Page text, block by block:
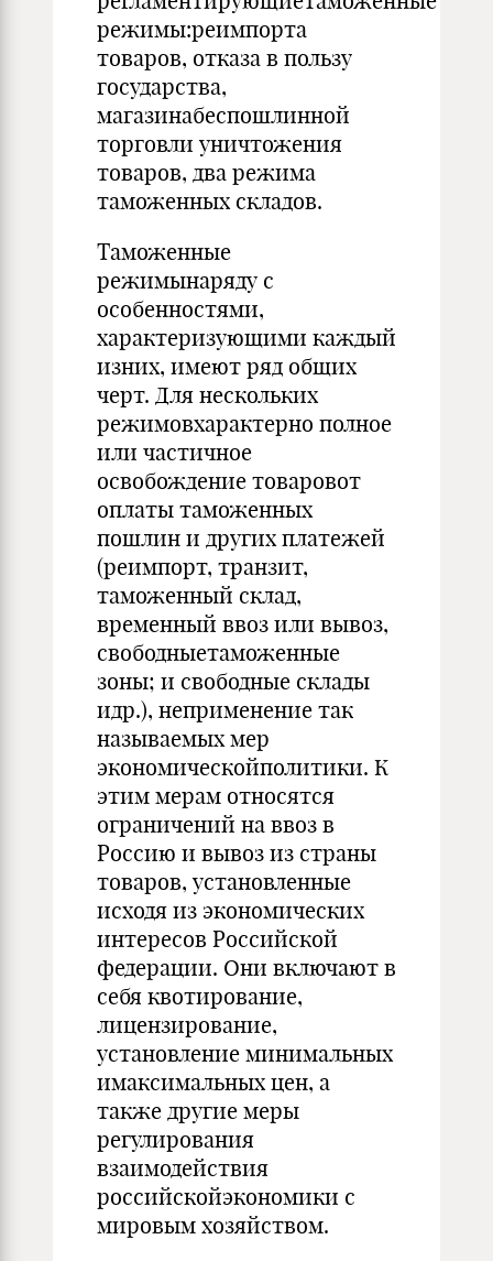
режимы:реимпорта
товаров, отказа в пользу
государства,
магазинабеспошлинной
торговли уничтожения
товаров, два режима
таможенных складов.
Таможенные
режимынаряду с
особенностями,
характеризующими каждый
изних, имеют ряд общих
черт. Для нескольких
режимовхарактерно полное
или частичное
освобождение товаровот
оплаты таможенных
пошлин и других платежей
(реимпорт, транзит,
таможенный склад,
временный ввоз или вывоз,
свободныетаможенные
зоны; и свободные склады
идр.), неприменение так
называемых мер
экономическойполитики. К
этим мерам относятся
ограничений на ввоз в
Россию и вывоз из страны
товаров, установленные
исходя из экономических
интересов Российской
федерации. Они включают в
себя квотирование,
лицензирование,
установление минимальных
имаксимальных цен, а
также другие меры
регулирования
взаимодействия
российскойэкономики с
мировым хозяйством.